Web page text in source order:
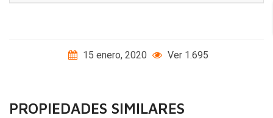
15 enero, 2020 Ver 1.695
PROPIEDADES SIMILARES